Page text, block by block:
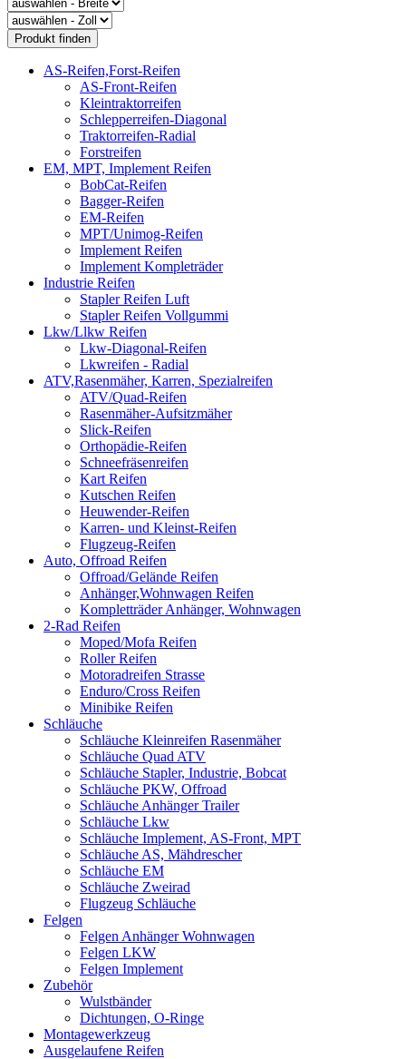
AS-Reifen,Forst-Reifen
AS-Front-Reifen
Kleintraktorreifen
Schlepperreifen-Diagonal
Traktorreifen-Radial
Forstreifen
EM, MPT, Implement Reifen
BobCat-Reifen
Bagger-Reifen
EM-Reifen
MPT/Unimog-Reifen
Implement Reifen
Implement Kompleträder
Industrie Reifen
Stapler Reifen Luft
Stapler Reifen Vollgummi
Lkw/Llkw Reifen
Lkw-Diagonal-Reifen
Lkwreifen - Radial
ATV,Rasenmäher, Karren, Spezialreifen
ATV/Quad-Reifen
Rasenmäher-Aufsitzmäher
Slick-Reifen
Orthopädie-Reifen
Schneefräsenreifen
Kart Reifen
Kutschen Reifen
Heuwender-Reifen
Karren- und Kleinst-Reifen
Flugzeug-Reifen
Auto, Offroad Reifen
Offroad/Gelände Reifen
Anhänger,Wohnwagen Reifen
Kompletträder Anhänger, Wohnwagen
2-Rad Reifen
Moped/Mofa Reifen
Roller Reifen
Motoradreifen Strasse
Enduro/Cross Reifen
Minibike Reifen
Schläuche
Schläuche Kleinreifen Rasenmäher
Schläuche Quad ATV
Schläuche Stapler, Industrie, Bobcat
Schläuche PKW, Offroad
Schläuche Anhänger Trailer
Schläuche Lkw
Schläuche Implement, AS-Front, MPT
Schläuche AS, Mähdrescher
Schläuche EM
Schläuche Zweirad
Flugzeug Schläuche
Felgen
Felgen Anhänger Wohnwagen
Felgen LKW
Felgen Implement
Zubehör
Wulstbänder
Dichtungen, O-Ringe
Montagewerkzeug
Ausgelaufene Reifen